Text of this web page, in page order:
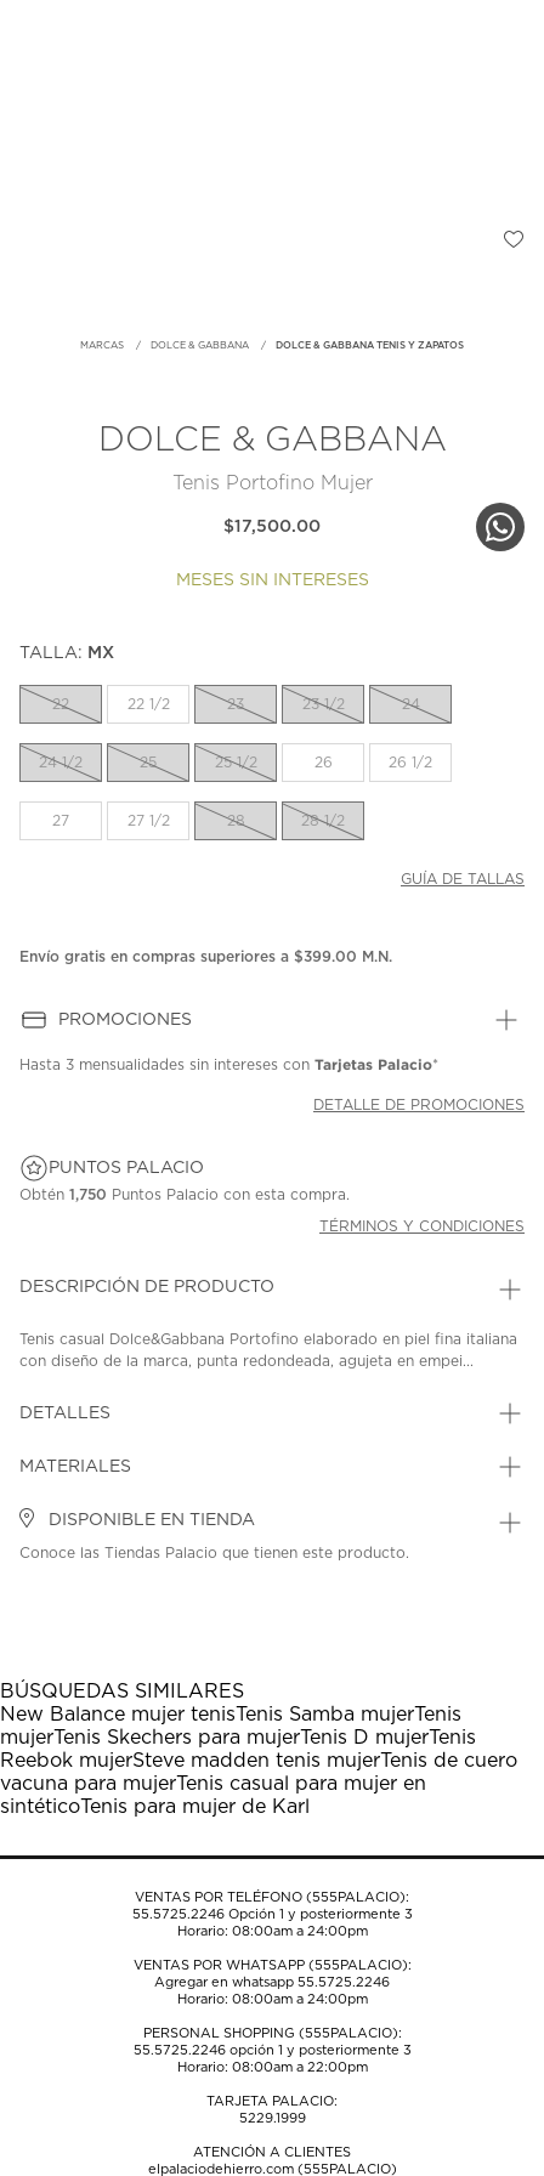
MARCAS DOLCE & GABBANA DOLCE & GABBANA TENIS Y ZAPATOS
DOLCE & GABBANA
Tenis Portofino Mujer
$17,500.00
MESES SIN INTERESES
TALLA: MX
22 22 1/2 23 23 1/2 24
24 1/2 25 25 1/2 26 26 1/2
27 27 1/2 28 28 1/2
GUÍA DE TALLAS
Envío gratis en compras superiores a $399.00 M.N.
PROMOCIONES
Hasta 3 mensualidades sin intereses con Tarjetas Palacio*
DETALLE DE PROMOCIONES
PUNTOS PALACIO
Obtén 1,750 Puntos Palacio con esta compra.
TÉRMINOS Y CONDICIONES
DESCRIPCIÓN DE PRODUCTO
Tenis casual Dolce&Gabbana Portofino elaborado en piel fina italiana
con diseño de la marca, punta redondeada, agujeta en empei...
DETALLES
MATERIALES
DISPONIBLE EN TIENDA
Conoce las Tiendas Palacio que tienen este producto.
BÚSQUEDAS SIMILARES
New Balance mujer tenisTenis Samba mujerTenis
mujerTenis Skechers para mujerTenis D mujerTenis
Reebok mujerSteve madden tenis mujerTenis de cuero
vacuna para mujerTenis casual para mujer en
sintéticoTenis para mujer de Karl
VENTAS POR TELÉFONO (555PALACIO):
55.5725.2246Opción 1 y posteriormente 3
Horario: 08:00am a 24:00pm
VENTAS POR WHATSAPP (555PALACIO):
Agregar en whatsapp 55.5725.2246
Horario: 08:00am a 24:00pm
PERSONAL SHOPPING (555PALACIO):
55.5725.2246opción 1 y posteriormente 3
Horario: 08:00am a 22:00pm
TARJETA PALACIO:
5229.1999
ATENCIÓN A CLIENTES
elpalaciodehierro.com (555PALACIO)